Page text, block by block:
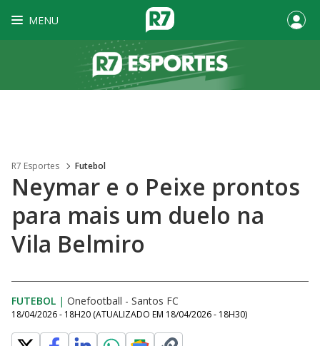
MENU
R7 Esportes Futebol
Neymar e o Peixe prontos
para mais um duelo na
Vila Belmiro
FUTEBOL | Onefootball - Santos FC
18/04/2026 - 18H20 (ATUALIZADO EM 18/04/2026 - 18H30)